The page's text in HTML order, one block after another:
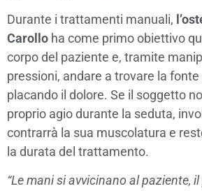
Durante i trattamenti manuali,
Carollo ha come primo obiettivo
corpo del paziente e, tramite
pressioni, andare a trovare la
placando il dolore. Se il soggetto
proprio agio durante la seduta,
contrarrà la sua muscolatura e
la durata del trattamento.
“Le mani si avvicinano al paziente,